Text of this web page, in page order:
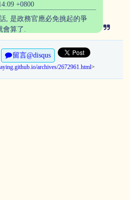
+0800
, 是政務官應必免挑起的爭
會算了.
留言@disqus
archives/2672961.html>